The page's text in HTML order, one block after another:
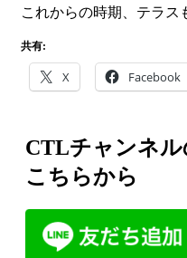
これからの時期、テラス
共有:
X Facebook
CTLチャンネル
こちらから